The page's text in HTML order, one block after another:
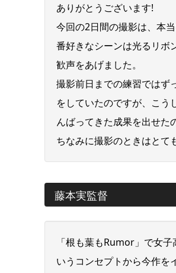
ありがとうございます!
今回の2日間の撮影は、本
番好きなシーンは光るリボ
歓声をあげました。
撮影前日までの練習ではず
をしていたのですが、こう
んばってきた成果を出せた
ちなみに撮影のときはとて
藤本実監督
「根も葉もRumor」で女
いうコンセプトから今作を